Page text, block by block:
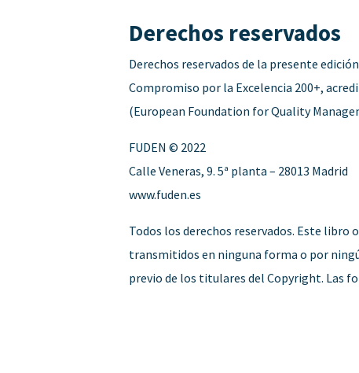
Derechos reservados
Derechos reservados de la presente
Compromiso por la Excelencia 200+,
(European Foundation for Quality
FUDEN © 2022
Calle Veneras, 9. 5ª planta – 28013 Madrid
www.fuden.es
Todos los derechos reservados. Este libro
transmitidos en ninguna forma o por
previo de los titulares del Copyright. Las